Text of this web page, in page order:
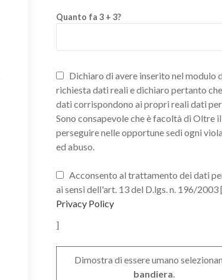
Quanto fa 3 + 3?
Dichiaro di avere inserito nel modulo
richiesta dati reali e dichiaro pertanto
dati corrispondono ai propri reali dati
Sono consapevole che è facoltà di Oltre
perseguire nelle opportune sedi ogni
ed abuso.
Acconsento al trattamento dei dati
ai sensi dell'art. 13 del D.lgs. n. 196/2003 [
Privacy Policy
]
Dimostra di essere umano
bandiera.